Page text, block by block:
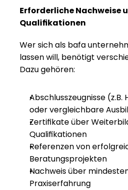
Erforderliche Nachweise
Qualifikationen
Wer sich als bafa
lassen will, benötigt
Dazu gehören:
Abschlusszeugnisse
oder vergleichbare
Zertifikate über
Qualifikationen
Referenzen von
Beratungsprojekten
Nachweis über
Praxiserfahrung